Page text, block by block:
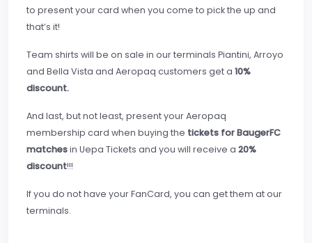
to present your card when you come to pick the up and
that’s it!
Team shirts will be on sale in our terminals Piantini, Arroyo
and Bella Vista and Aeropaq customers get a 10%
discount.
And last, but not least, present your Aeropaq
membership card when buying the tickets for BaugerFC
matchesin Uepa Tickets and you will receive a 20%
discount!!!
If you do not have your FanCard, you can get them at our
terminals.